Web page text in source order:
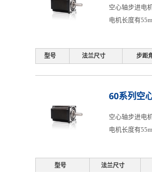
空心轴步进电
电机长度有
型号 法兰尺寸 步距
60系列空
空心轴步进电
电机长度有
型号 法兰尺寸